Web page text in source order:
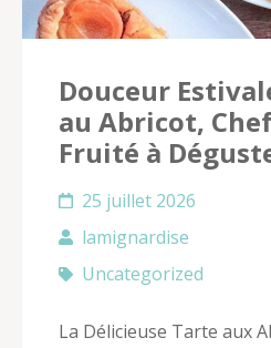
Douceur
au Abricot,
Fruité à
25 juillet 2026
lamignardise
Uncategorized
La Délicieuse Tarte aux